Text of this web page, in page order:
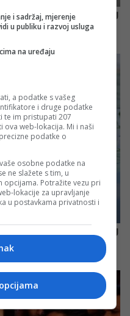
i sadržaj, mjerenje
u publiku i razvoj usluga
na uređaju
a podatke s vašeg
i druge podatke
te im pristupati 207
web-lokacija. Mi i naši
podatke o
osobne podatke na
ne slažete s tim, u
opcijama. Potražite vezu pri
lokacije za upravljanje
u postavkama privatnosti i